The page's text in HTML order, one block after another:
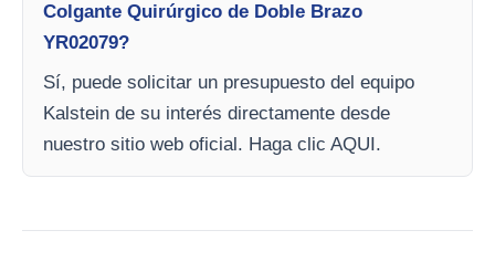
Colgante Quirúrgico de Doble Brazo
YR02079?
Sí, puede solicitar un presupuesto del equipo
Kalstein de su interés directamente desde
nuestro sitio web oficial. Haga clic AQUI.